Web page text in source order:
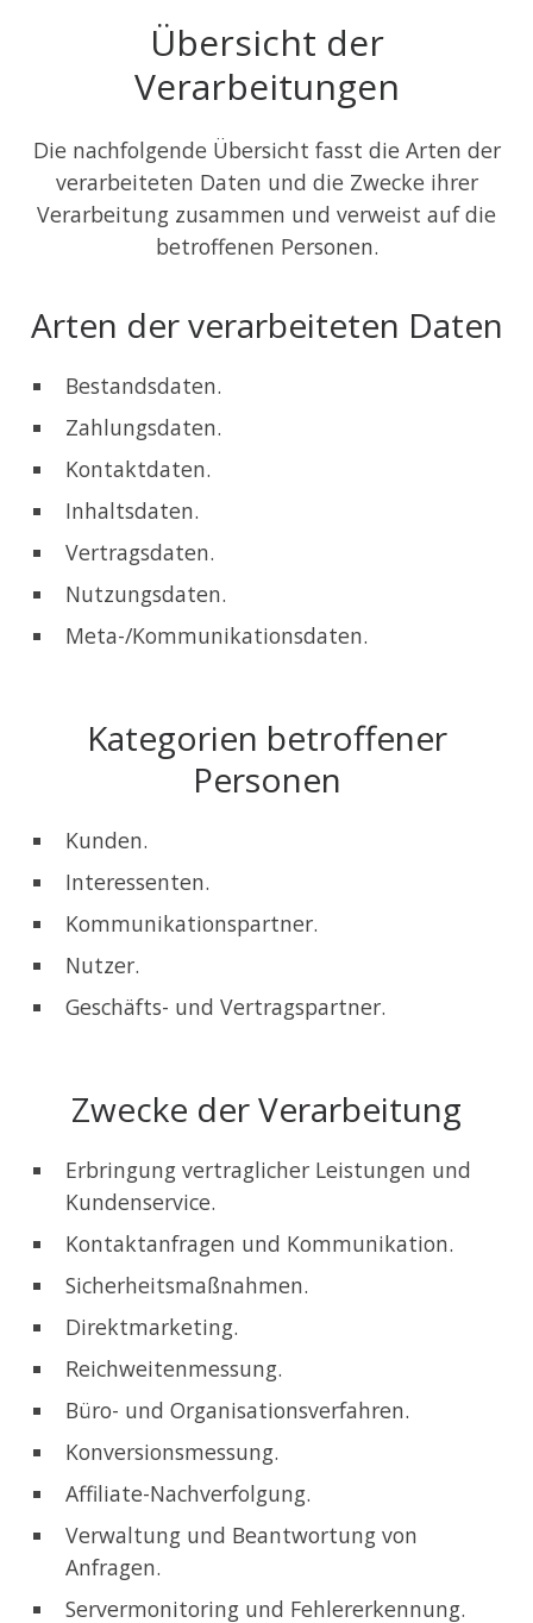
Übersicht der
Verarbeitungen
Die nachfolgende Übersicht fasst die Arten der
verarbeiteten Daten und die Zwecke ihrer
Verarbeitung zusammen und verweist auf die
betroffenen Personen.
Arten der verarbeiteten Daten
Bestandsdaten.
Zahlungsdaten.
Kontaktdaten.
Inhaltsdaten.
Vertragsdaten.
Nutzungsdaten.
Meta-/Kommunikationsdaten.
Kategorien betroffener
Personen
Kunden.
Interessenten.
Kommunikationspartner.
Nutzer.
Geschäfts- und Vertragspartner.
Zwecke der Verarbeitung
Erbringung vertraglicher Leistungen und
Kundenservice.
Kontaktanfragen und Kommunikation.
Sicherheitsmaßnahmen.
Direktmarketing.
Reichweitenmessung.
Büro- und Organisationsverfahren.
Konversionsmessung.
Affiliate-Nachverfolgung.
Verwaltung und Beantwortung von
Anfragen.
Servermonitoring und Fehlererkennung.